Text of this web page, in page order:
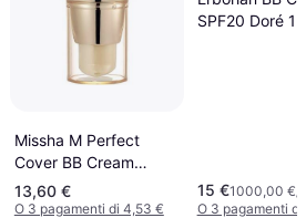
Missha M Perfect
Cover BB Cream
SPF42 PA+++ #27
Honey Beige
13,60 €
O 3 pagamenti di 4,53 €
SPF20 Doré
15 €1000,00 €/
O 3 pagamenti